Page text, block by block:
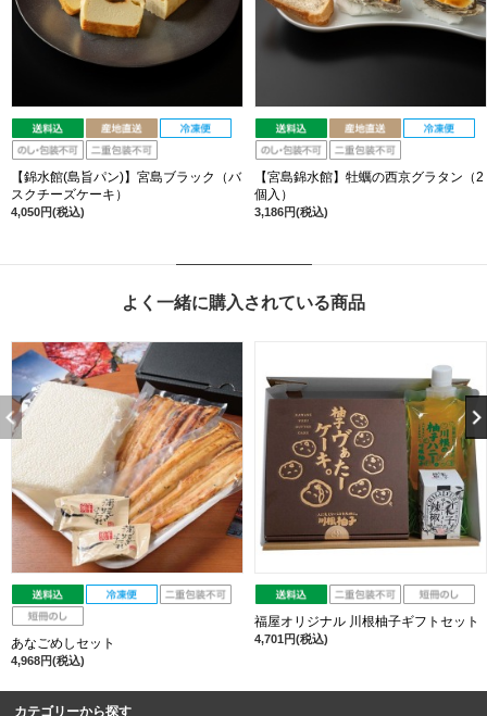
【錦水館(島旨パン)】宮島ブラック（バ
スクチーズケーキ）
4,050円(税込)
【宮島錦水館】牡蠣の西京グラタン（2
個入）
3,186円(税込)
よく一緒に購入されている商品
あなごめしセット
4,968円(税込)
福屋オリジナル 川根柚子ギフトセット
4,701円(税込)
カテゴリーから探す